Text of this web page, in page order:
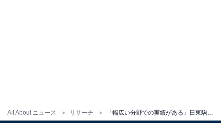
All About ニュース リサーチ